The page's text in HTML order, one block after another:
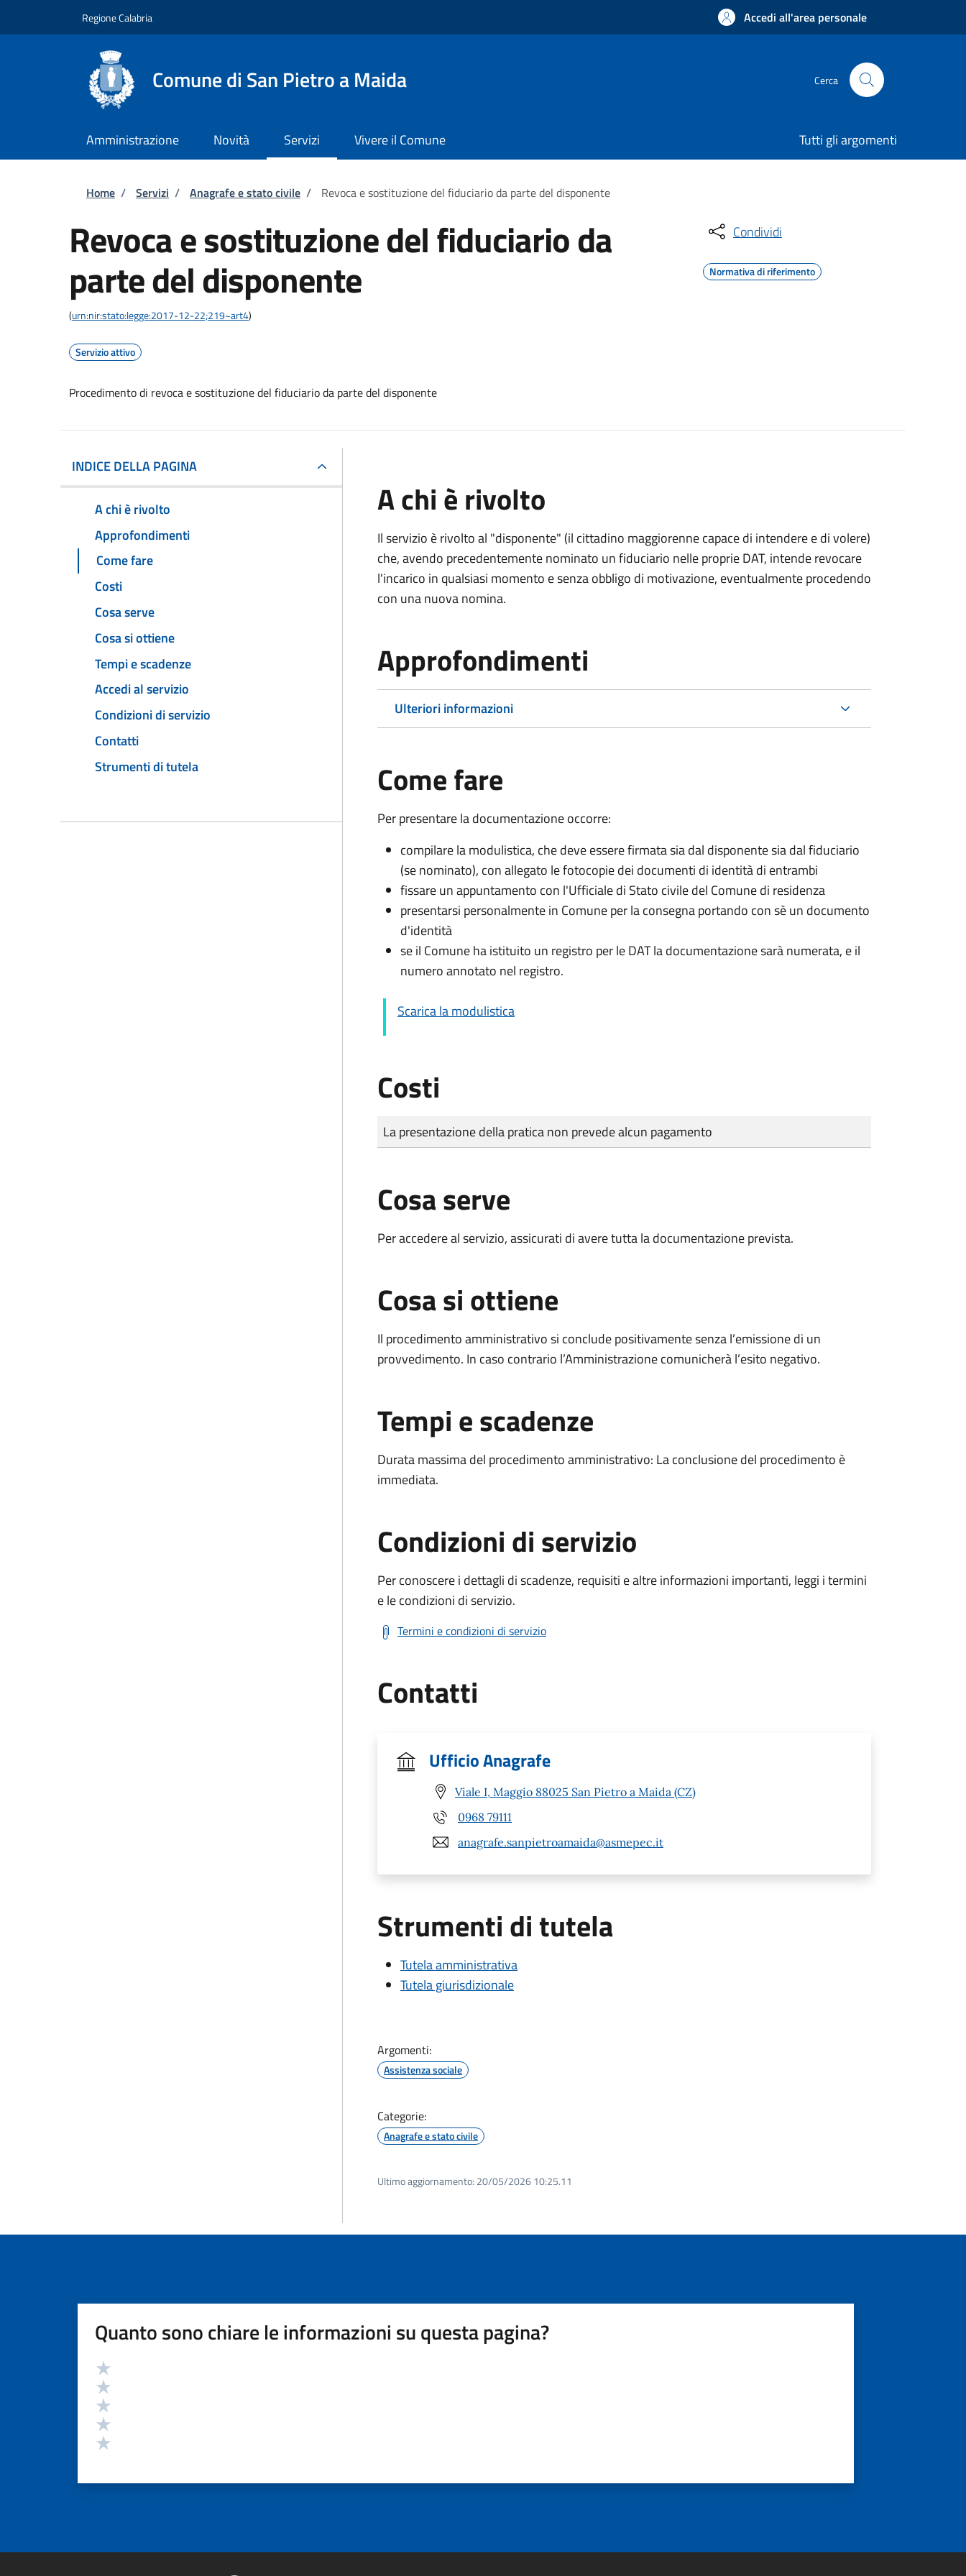
Regione Calabria Accedi all'area personale
Comune di San Pietro a Maida Cerca
Amministrazione Novità Servizi Vivere il Comune Tutti gli argomenti
Briciole di pane
Home / Servizi / Anagrafe e stato civile / Revoca e sostituzione del fiduciario da parte del disponente
Revoca e sostituzione del fiduciario da
parte del disponente
(urn:nir:stato:legge:2017-12-22;219~art4)
Servizio attivo
Procedimento di revoca e sostituzione del fiduciario da parte del disponente
Condividi
Normativa di riferimento
INDICE DELLA PAGINA
A chi è rivolto
Approfondimenti
Come fare
Costi
Cosa serve
Cosa si ottiene
Tempi e scadenze
Accedi al servizio
Condizioni di servizio
Contatti
Strumenti di tutela
A chi è rivolto
Il servizio è rivolto al "disponente" (il cittadino maggiorenne capace di intendere e di volere)
che, avendo precedentemente nominato un fiduciario nelle proprie DAT, intende revocare
l'incarico in qualsiasi momento e senza obbligo di motivazione, eventualmente procedendo
con una nuova nomina.
Approfondimenti
Ulteriori informazioni
Come fare
Per presentare la documentazione occorre:
compilare la modulistica, che deve essere firmata sia dal disponente sia dal fiduciario
(se nominato), con allegato le fotocopie dei documenti di identità di entrambi
fissare un appuntamento con l'Ufficiale di Stato civile del Comune di residenza
presentarsi personalmente in Comune per la consegna portando con sè un documento
d'identità
se il Comune ha istituito un registro per le DAT la documentazione sarà numerata, e il
numero annotato nel registro.
Scarica la modulistica
Costi
Tipo di pagamento
Importo
La presentazione della pratica non prevede alcun pagamento
Cosa serve
Per accedere al servizio, assicurati di avere tutta la documentazione prevista.
Cosa si ottiene
Il procedimento amministrativo si conclude positivamente senza l’emissione di un
provvedimento. In caso contrario l’Amministrazione comunicherà l’esito negativo.
Tempi e scadenze
Durata massima del procedimento amministrativo: La conclusione del procedimento è
immediata.
Condizioni di servizio
Per conoscere i dettagli di scadenze, requisiti e altre informazioni importanti, leggi i termini
e le condizioni di servizio.
Termini e condizioni di servizio
Contatti
Ufficio Anagrafe
Viale I, Maggio 88025 San Pietro a Maida (CZ)
0968 79111
anagrafe.sanpietroamaida@asmepec.it
Strumenti di tutela
Tutela amministrativa
Tutela giurisdizionale
Argomenti:
Assistenza sociale
Categorie:
Anagrafe e stato civile
Ultimo aggiornamento: 20/05/2026 10:25.11
Quanto sono chiare le informazioni su questa pagina?
Valutazione